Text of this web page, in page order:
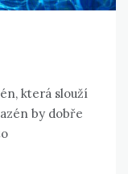
která slouží
by dobře